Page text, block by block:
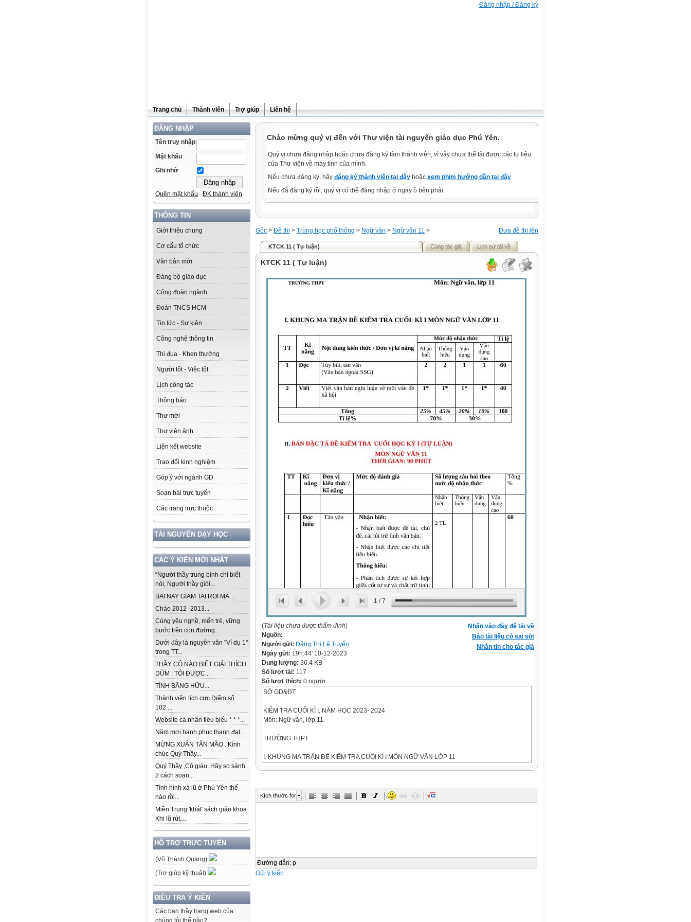
Đăng nhập / Đăng ký
Trang chủ Thành viên Trợ giúp Liên hệ
ĐĂNG NHẬP
Tên truy nhập
Mật khẩu
Ghi nhớ
Quên mật khẩu ĐK thành viên
THÔNG TIN
Giới thiệu chung
Cơ cấu tổ chức
Văn bản mới
Đảng bộ giáo dục
Công đoàn ngành
Đoàn TNCS HCM
Tin tức - Sự kiện
Công nghệ thông tin
Thi đua - Khen thưởng
Người tốt - Việc tốt
Lịch công tác
Thông báo
Thư mời
Thư viện ảnh
Liên kết website
Trao đổi kinh nghiệm
Góp ý với ngành GD
Soạn bài trực tuyến
Các trang trực thuộc
TÀI NGUYÊN DẠY HỌC
CÁC Ý KIẾN MỚI NHẤT
“Người thầy trung bình chỉ biết
nói, Người thầy giỏi...
BAI NAY GIAM TAI ROI MA ...
Chào 2012 -2013...
Cùng yêu nghề, mến trẻ, vững
bước trên con đường...
Dưới đây là nguyên văn "Ví dụ 1"
trong TT...
THẦY CÔ NÀO BIẾT GIẢI THÍCH
DÙM : TÔI ĐƯỢC...
TÌNH BẰNG HỮU...
Thành viên tích cực Điểm số:
102 ...
Website cá nhân tiêu biểu * * *...
Năm mơi hanh phuc thanh đat...
MỪNG XUÂN TÂN MÃO . Kính
chúc Quý Thầy...
Quý Thầy ,Cô giáo .Hãy so sánh
2 cách soạn...
Tình hình xả lũ ở Phú Yên thế
nào rồi...
Miền Trung 'khát' sách giáo khoa
Khi lũ rút,...
HỖ TRỢ TRỰC TUYẾN
(Võ Thành Quang)
(Trợ giúp kỹ thuật)
ĐIỀU TRA Ý KIẾN
Các bạn thầy trang web của
chúng tôi thế nào?
Chào mừng quý vị đến với Thư viện tài nguyên giáo dục Phú Yên.
Quý vị chưa đăng nhập hoặc chưa đăng ký làm thành viên, vì vậy chưa thể tải được các tư liệu
của Thư viện về máy tính của mình.
Nếu chưa đăng ký, hãy đăng ký thành viên tại đây hoặc xem phim hướng dẫn tại đây
Nếu đã đăng ký rồi, quý vị có thể đăng nhập ở ngay ô bên phải.
Đưa đề thi lên
Gốc > Đề thi > Trung học phổ thông > Ngữ văn > Ngữ văn 11 >
KTCK 11 ( Tự luận) Cùng tác giả Lịch sử tải về
KTCK 11 ( Tự luận)
1 /7
Nhấn vào đây để tải về
Báo tài liệu có sai sót
Nhắn tin cho tác giả
(Tài liệu chưa được thẩm định)
Nguồn:
Người gửi: Đặng Thị Lệ Tuyến
Ngày gửi: 19h:44' 10-12-2023
Dung lượng: 36.4 KB
Số lượt tải: 117
Số lượt thích: 0 người
SỞ GD&ĐT
KIỂM TRA CUỐI KÌ I, NĂM HỌC 2023- 2024
Môn: Ngữ văn, lớp 11
TRƯỜNG THPT
I. KHUNG MA TRẬN ĐỀ KIỂM TRA CUỐI KÌ I MÔN NGỮ VĂN LỚP 11
Kĩ
năng
hiểu
Kích thước font
Đường dẫn: p
Gửi ý kiến